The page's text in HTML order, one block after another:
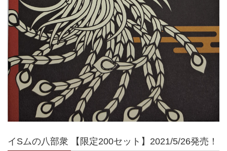
イSムの八部衆 【限定200セット】2021/5/26発売！